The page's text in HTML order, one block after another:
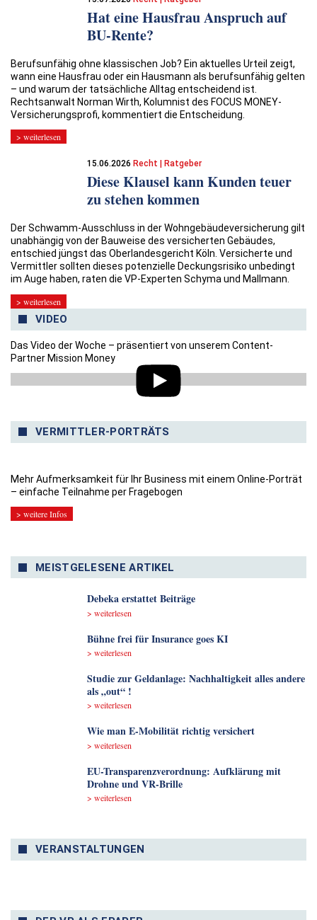
Hat eine Hausfrau Anspruch auf
BU-Rente?
Berufsunfähig ohne klassischen Job? Ein aktuelles Urteil zeigt,
wann eine Hausfrau oder ein Hausmann als berufsunfähig gelten
– und warum der tatsächliche Alltag entscheidend ist.
Rechtsanwalt Norman Wirth, Kolumnist des ­­FOCUS MONEY-
Versicherungsprofi, kommentiert die Entscheidung.
> weiterlesen
15.06.2026 Recht | Ratgeber
Diese Klausel kann Kunden teuer
zu stehen kommen
Der Schwamm-Ausschluss in der Wohngebäudeversicherung gilt
unabhängig von der Bauweise des versicherten Gebäudes,
entschied jüngst das Oberlandesgericht Köln. Versicherte und
Vermittler sollten dieses potenzielle Deckungsrisiko unbedingt
im Auge haben, raten die VP-Experten Schyma und Mallmann.
> weiterlesen
VIDEO
Das Video der Woche – präsentiert von unserem Content-
Partner Mission Money
VERMITTLER-PORTRÄTS
Mehr Aufmerksamkeit für Ihr Business mit einem Online-Porträt
– einfache Teilnahme per Fragebogen
> weitere Infos
MEISTGELESENE ARTIKEL
Debeka erstattet Beiträge
> weiterlesen
Bühne frei für Insurance goes KI
> weiterlesen
Studie zur Geldanlage: Nachhaltigkeit alles andere
als „out“ !
> weiterlesen
Wie man E-Mobilität richtig versichert
> weiterlesen
EU-Transparenzverordnung: Aufklärung mit
Drohne und VR-Brille
> weiterlesen
VERANSTALTUNGEN